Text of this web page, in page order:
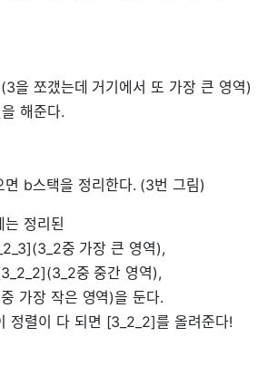
을 쪼갰는데 거기에서 또 가장 큰 영역)
해준다.
면 b스택을 정리한다. (3번 그림)
정리된
중 가장 큰 영역),
중 중간 영역),
가장 작은 영역)을 둔다.
정렬이 다 되면 [3_2_2]를 올려준다!